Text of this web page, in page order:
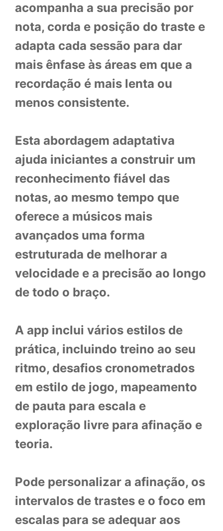
acompanha a sua precisão por
nota, corda e posição do traste e
adapta cada sessão para dar
mais ênfase às áreas em que a
recordação é mais lenta ou
menos consistente.
Esta abordagem adaptativa
ajuda iniciantes a construir um
reconhecimento fiável das
notas, ao mesmo tempo que
oferece a músicos mais
avançados uma forma
estruturada de melhorar a
velocidade e a precisão ao longo
de todo o braço.
A app inclui vários estilos de
prática, incluindo treino ao seu
ritmo, desafios cronometrados
em estilo de jogo, mapeamento
de pauta para escala e
exploração livre para afinação e
teoria.
Pode personalizar a afinação, os
intervalos de trastes e o foco em
escalas para se adequar aos